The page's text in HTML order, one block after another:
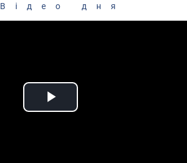
Відео дня
Play Video